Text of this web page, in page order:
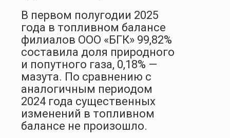
В первом полугодии 2025
года в топливном балансе
филиалов ООО «БГК» 99,82%
составила доля природного
и попутного газа, 0,18% —
мазута. По сравнению с
аналогичным периодом
2024 года существенных
изменений в топливном
балансе не произошло.